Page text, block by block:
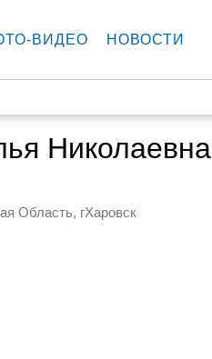
ВИДЕО НОВОСТИ
Николаевна
Область, гХаровск